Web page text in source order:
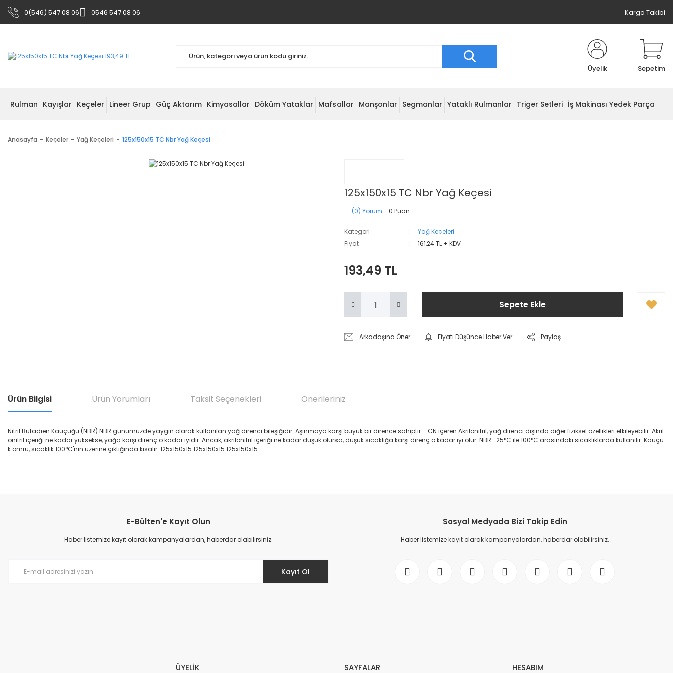
0(546) 547 08 06 0546 547 08 06 Kargo Takibi
Üyelik Sepetim
Rulman Kayışlar Keçeler Lineer Grup Güç Aktarım Kimyasallar Döküm Yataklar Mafsallar Manşonlar Segmanlar Yataklı Rulmanlar Triger Setleri İş Makinası Yedek Parça
Anasayfa Keçeler Yağ Keçeleri 125x150x15 TC Nbr Yağ Keçesi
125x150x15 TC Nbr Yağ Keçesi
(0) Yorum - 0 Puan
Kategori
Yağ Keçeleri
Fiyat
161,24 TL + KDV
193,49 TL
Sepete Ekle
Arkadaşına Öner Fiyatı Düşünce Haber Ver Paylaş
Ürün Bilgisi Ürün Yorumları Taksit Seçenekleri Önerileriniz
Nitril Bütadien Kauçuğu (NBR) NBR günümüzde yaygın olarak kullanılan yağ direnci bileşiğidir. Aşınmaya karşı büyük bir dirence sahiptir. –CN içeren Akrilonitril, yağ direnci dışında diğer fiziksel özellikleri etkileyebilir. Akril
onitril içeriği ne kadar yüksekse, yağa karşı direnç o kadar iyidir. Ancak, akrilonitril içeriği ne kadar düşük olursa, düşük sıcaklığa karşı direnç o kadar iyi olur. NBR -25°C ile 100°C arasındaki sıcaklıklarda kullanılır. Kauçu
k ömrü, sıcaklık 100°C'nin üzerine çıktığında kısalır. 125x150x15 125x150x15 125x150x15
Ürün resmi kalitesiz, bozuk veya görüntülenemiyor.
Ürün açıklamasında eksik bilgiler bulunuyor.
E-Bülten'e Kayıt Olun
Haber listemize kayıt olarak kampanyalardan, haberdar olabilirsiniz.
Kayıt Ol
Sosyal Medyada Bizi Takip Edin
Haber listemize kayıt olarak kampanyalardan, haberdar olabilirsiniz.
ÜYELİK SAYFALAR HESABIM